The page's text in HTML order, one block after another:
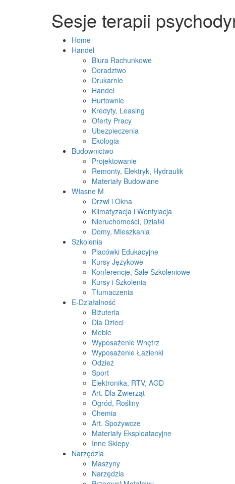
Sesje terapii
Home
Handel
Biura Rachunkowe
Doradztwo
Drukarnie
Handel
Hurtownie
Kredyty, Leasing
Oferty Pracy
Ubezpieczenia
Ekologia
Budownictwo
Projektowanie
Remonty, Elektryk, Hydraulik
Materiały Budowlane
Własne M
Drzwi i Okna
Klimatyzacja i Wentylacja
Nieruchomości, Działki
Domy, Mieszkania
Szkolenia
Placówki Edukacyjne
Kursy Językowe
Konferencje, Sale Szkoleniowe
Kursy i Szkolenia
Tłumaczenia
E-Działalność
Biżuteria
Dla Dzieci
Meble
Wyposażenie Wnętrz
Wyposażenie Łazienki
Odzież
Sport
Elektronika, RTV, AGD
Art. Dla Zwierząt
Ogród, Rośliny
Chemia
Art. Spożywcze
Materiały Eksploatacyjne
Inne Sklepy
Narzędzia
Maszyny
Narzędzia